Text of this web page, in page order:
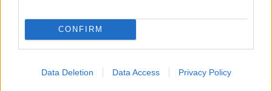
CONFIRM
Data Deletion Data Access Privacy Policy